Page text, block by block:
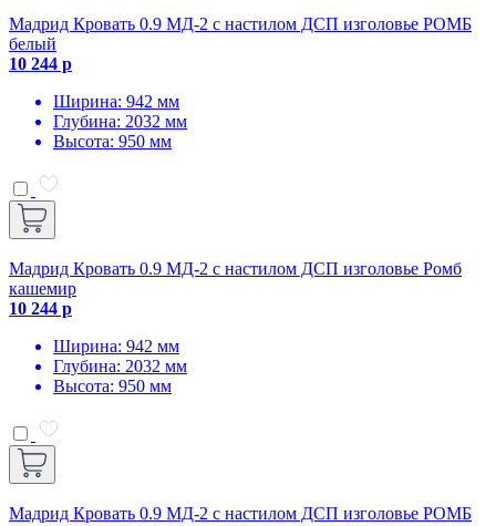
Мадрид Кровать 0.9 МД-2 с настилом ДСП изголовье РОМБ
белый
10 244 р
Ширина: 942 мм
Глубина: 2032 мм
Высота: 950 мм
Мадрид Кровать 0.9 МД-2 с настилом ДСП изголовье Ромб
кашемир
10 244 р
Ширина: 942 мм
Глубина: 2032 мм
Высота: 950 мм
Мадрид Кровать 0.9 МД-2 с настилом ДСП изголовье РОМБ